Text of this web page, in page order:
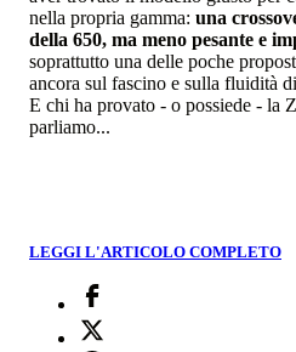
nella propria gamma: una
della 650, ma meno pesante e
soprattutto una delle poche
ancora sul fascino e sulla fluidità
E chi ha provato - o possiede - la
parliamo...
LEGGI L'ARTICOLO COMPLETO